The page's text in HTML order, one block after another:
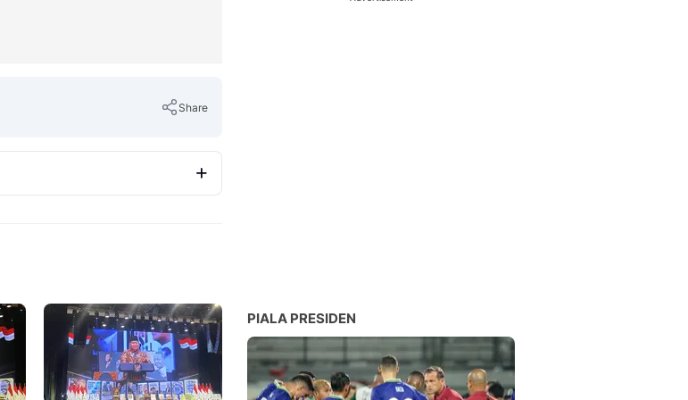
Share
PIALA PRESIDEN